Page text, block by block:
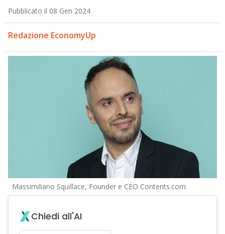
Pubblicato il 08 Gen 2024
Redazione EconomyUp
Massimiliano Squillace, Founder e CEO Contents.com
Chiedi all'AI